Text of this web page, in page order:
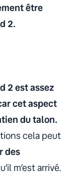
être
2.
2 est assez
cet aspect
du talon.
cela peut
des
m’est arrivé.